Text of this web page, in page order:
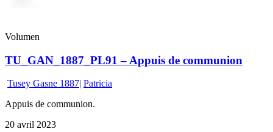
Volumen
TU_GAN_1887_PL91 – Appuis de communion
Tusey Gasne 1887| Patricia
Appuis de communion.
20 avril 2023